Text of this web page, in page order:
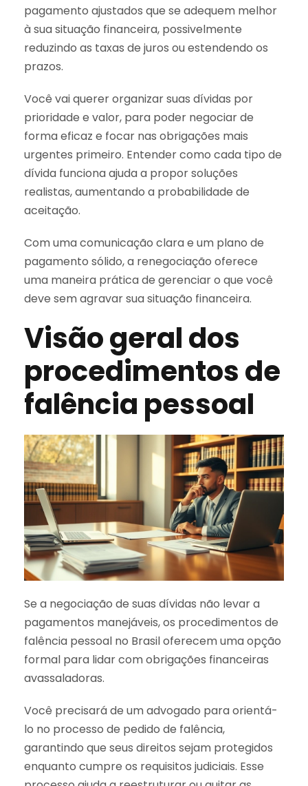
pagamento ajustados que se adequem melhor
à sua situação financeira, possivelmente
reduzindo as taxas de juros ou estendendo os
prazos.
Você vai querer organizar suas dívidas por
prioridade e valor, para poder negociar de
forma eficaz e focar nas obrigações mais
urgentes primeiro. Entender como cada tipo de
dívida funciona ajuda a propor soluções
realistas, aumentando a probabilidade de
aceitação.
Com uma comunicação clara e um plano de
pagamento sólido, a renegociação oferece
uma maneira prática de gerenciar o que você
deve sem agravar sua situação financeira.
Visão geral dos
procedimentos de
falência pessoal
Se a negociação de suas dívidas não levar a
pagamentos manejáveis, os procedimentos de
falência pessoal no Brasil oferecem uma opção
formal para lidar com obrigações financeiras
avassaladoras.
Você precisará de um advogado para orientá-
lo no processo de pedido de falência,
garantindo que seus direitos sejam protegidos
enquanto cumpre os requisitos judiciais. Esse